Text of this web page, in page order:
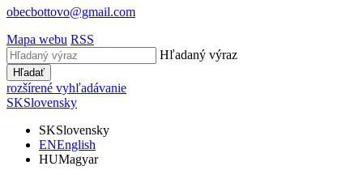
obecbottovo@gmail.com
Mapa webu RSS
Hľadaný výraz
Hľadať
rozšírené vyhľadávanie
SKSlovensky
SKSlovensky
ENEnglish
HUMagyar